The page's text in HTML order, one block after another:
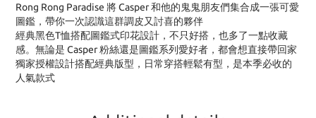
Rong Rong Paradise 將 Casper 和他的鬼鬼朋友們集合成一張可愛
圖鑑，帶你一次認識這群調皮又討喜的夥伴
經典黑色T恤搭配圖鑑式印花設計，不只好搭，也多了一點收藏
感。無論是 Casper 粉絲還是圖鑑系列愛好者，都會想直接帶回家
獨家授權設計搭配經典版型，日常穿搭輕鬆有型，是本季必收的
人氣款式